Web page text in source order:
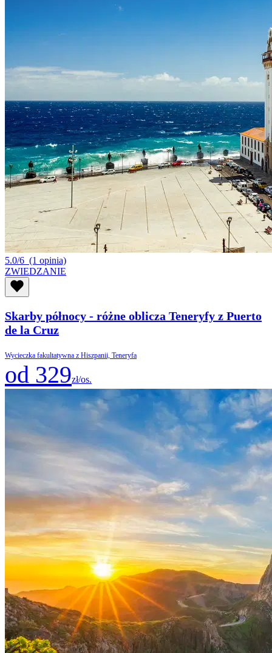
5.0/6 (1 opinia)
ZWIEDZANIE
Skarby północy - różne oblicza Teneryfy z Puerto
de la Cruz
Wycieczka fakultatywna z Hiszpanii, Teneryfa
od 329zł/os.